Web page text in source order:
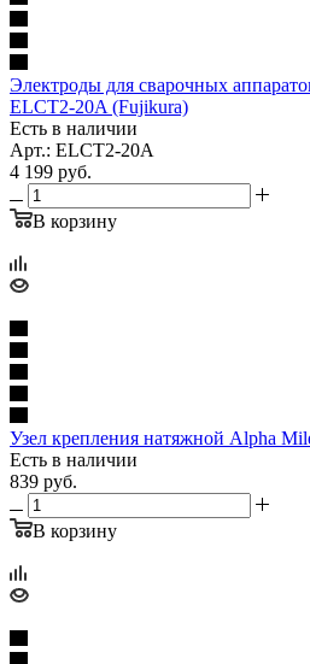
Электроды для сварочных
ELCT2-20A (Fujikura)
Есть в наличии
Арт.: ELCT2-20A
4 199 руб.
В корзину
Узел крепления натяжной Alpha
Есть в наличии
839 руб.
В корзину